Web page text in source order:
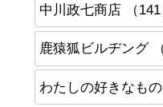
中川政七商店 （141
鹿猿狐ビルヂング （
わたしの好きなもの